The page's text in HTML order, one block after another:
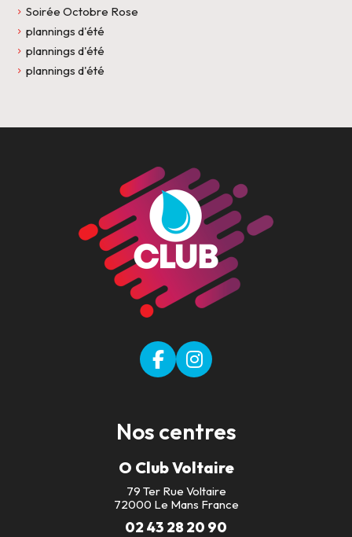
Soirée Octobre Rose
plannings d'été
plannings d'été
plannings d'été
Nos centres
O Club Voltaire
79 Ter Rue Voltaire
72000 Le Mans France
02 43 28 20 90